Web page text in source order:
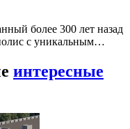
более 300 лет назад
с уникальным…
интересные